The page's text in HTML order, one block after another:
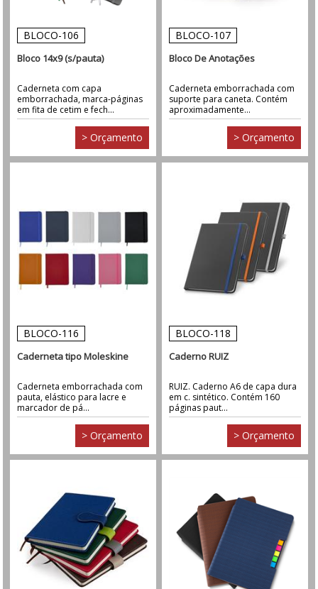
BLOCO-106
Bloco 14x9 (s/pauta)
Caderneta com capa
emborrachada, marca-páginas
em fita de cetim e fech...
> Orçamento
BLOCO-107
Bloco De Anotações
Caderneta emborrachada com
suporte para caneta. Contém
aproximadamente...
> Orçamento
BLOCO-116
Caderneta tipo Moleskine
Caderneta emborrachada com
pauta, elástico para lacre e
marcador de pá...
> Orçamento
BLOCO-118
Caderno RUIZ
RUIZ. Caderno A6 de capa dura
em c. sintético. Contém 160
páginas paut...
> Orçamento